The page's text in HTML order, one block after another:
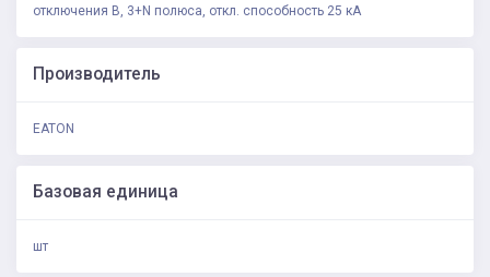
отключения В, 3+N полюса, откл. способность 25 кА
Производитель
EATON
Базовая единица
шт